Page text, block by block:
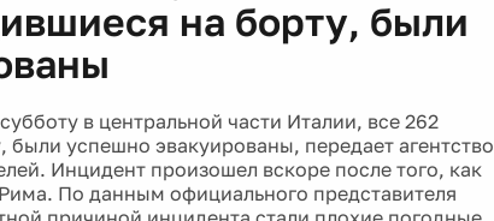
на борту, были
в центральной части Италии, все 262
успешно эвакуированы, передает агентство
Инцидент произошел вскоре после того, как
По данным официального представителя